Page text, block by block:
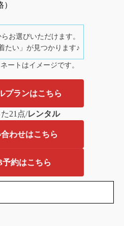
お選びいただけます。
たい」が見つかります♪
ートはイメージです。
プランはこちら
21点/レンタル
わせはこちら
予約はこちら